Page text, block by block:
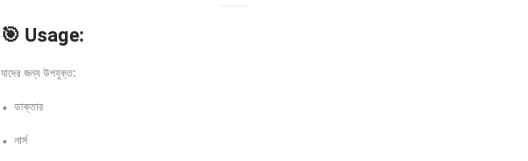
🎯 Usage:
যাদের জন্য উপযুক্ত:
ডাক্তার
নার্স